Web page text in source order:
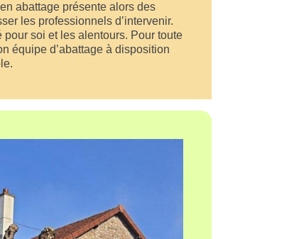
abattage présente alors des
les professionnels d’intervenir.
soi et les alentours. Pour toute
équipe d’abattage à disposition